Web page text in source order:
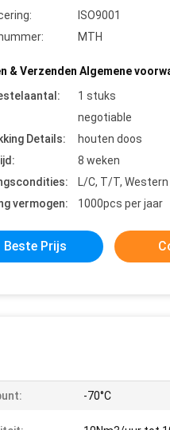
ISO9001
MTH
& Verzenden Algemene
1 stuks
negotiable
Details:
houten doos
8 weken
L/C, T/T,
vermogen:
1000pcs per jaar
Beste Prijs
-70°C